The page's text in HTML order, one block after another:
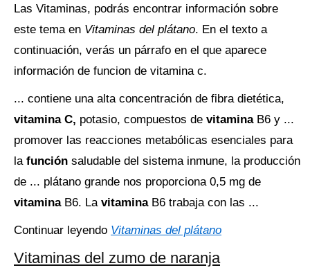
Las Vitaminas, podrás encontrar información sobre
este tema en Vitaminas del plátano. En el texto a
continuación, verás un párrafo en el que aparece
información de funcion de vitamina c.
... contiene una alta concentración de fibra dietética,
vitamina C, potasio, compuestos de vitamina B6 y ...
promover las reacciones metabólicas esenciales para
la función saludable del sistema inmune, la producción
de ... plátano grande nos proporciona 0,5 mg de
vitamina B6. La vitamina B6 trabaja con las ...
Continuar leyendo Vitaminas del plátano
Vitaminas del zumo de naranja